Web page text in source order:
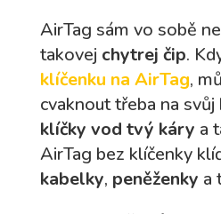
AirTag sám vo sobě
takovej chytrej čip.
klíčenku na AirTag,
cvaknout třeba na svůj
klíčky vod tvý káry a
AirTag bez klíčenky
kabelky, peněženky a